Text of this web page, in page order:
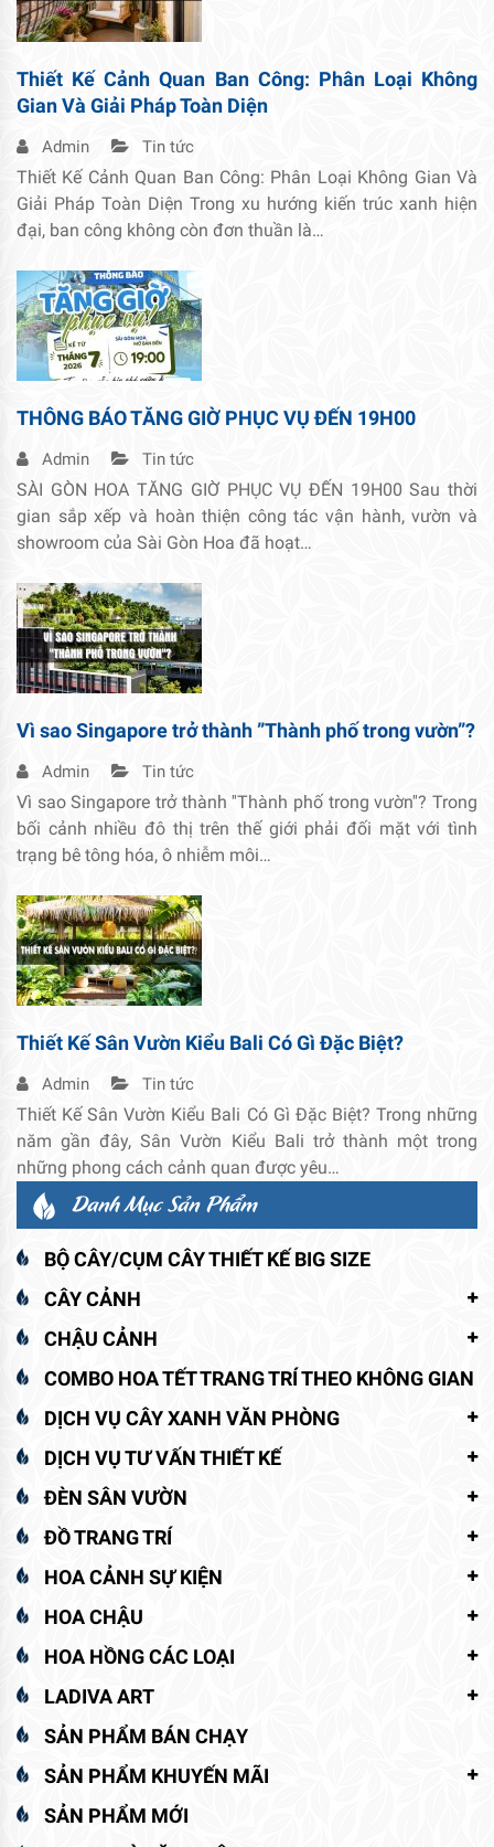
Thiết Kế Cảnh Quan Ban Công: Phân Loại Không
Gian Và Giải Pháp Toàn Diện
Admin Tin tức
Thiết Kế Cảnh Quan Ban Công: Phân Loại Không Gian Và
Giải Pháp Toàn Diện Trong xu hướng kiến trúc xanh hiện
đại, ban công không còn đơn thuần là…
THÔNG BÁO TĂNG GIỜ PHỤC VỤ ĐẾN 19H00
Admin Tin tức
SÀI GÒN HOA TĂNG GIỜ PHỤC VỤ ĐẾN 19H00 Sau thời
gian sắp xếp và hoàn thiện công tác vận hành, vườn và
showroom của Sài Gòn Hoa đã hoạt…
Vì sao Singapore trở thành ”Thành phố trong vườn”?
Admin Tin tức
Vì sao Singapore trở thành ''Thành phố trong vườn''? Trong
bối cảnh nhiều đô thị trên thế giới phải đối mặt với tình
trạng bê tông hóa, ô nhiễm môi…
Thiết Kế Sân Vườn Kiểu Bali Có Gì Đặc Biệt?
Admin Tin tức
Thiết Kế Sân Vườn Kiểu Bali Có Gì Đặc Biệt? Trong những
năm gần đây, Sân Vườn Kiểu Bali trở thành một trong
những phong cách cảnh quan được yêu…
Danh Mục Sản Phẩm
BỘ CÂY/CỤM CÂY THIẾT KẾ BIG SIZE
CÂY CẢNH
CHẬU CẢNH
COMBO HOA TẾT TRANG TRÍ THEO KHÔNG GIAN
DỊCH VỤ CÂY XANH VĂN PHÒNG
DỊCH VỤ TƯ VẤN THIẾT KẾ
ĐÈN SÂN VƯỜN
ĐỒ TRANG TRÍ
HOA CẢNH SỰ KIỆN
HOA CHẬU
HOA HỒNG CÁC LOẠI
LADIVA ART
SẢN PHẨM BÁN CHẠY
SẢN PHẨM KHUYẾN MÃI
SẢN PHẨM MỚI